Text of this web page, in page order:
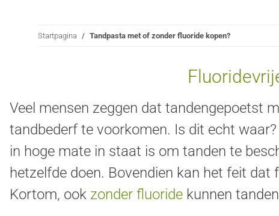
Startpagina Tandpasta met of zonder fluoride kopen?
Veel mensen zeggen dat tandengepoetst
tandbederf te voorkomen. Is dit echt
in hoge mate in staat is om tanden te
hetzelfde doen. Bovendien kan het feit
Kortom, ook zonder fluoride kunnen